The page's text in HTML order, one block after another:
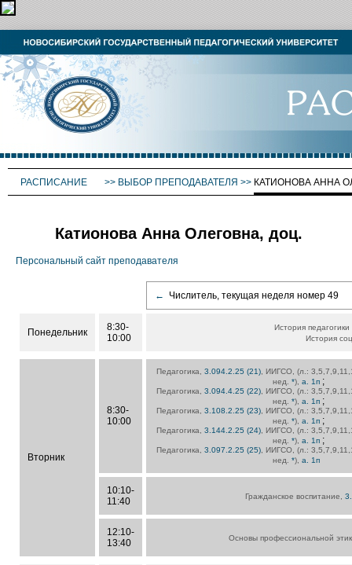
РАСПИСАНИЕ >> ВЫБОР ПРЕПОДАВАТЕЛЯ >> КАТИОНОВА АННА
Катионова Анна Олеговна, доц.
Персональный сайт преподавателя
← Числитель, текущая неделя номер 49
Понедельник
8:30-
10:00
История
История
Вторник
8:30-
10:00
Педагогика,3.094.2.25 (21) , ИИГСО, (л.:
нед. *), а. 1п ;
Педагогика,3.094.4.25 (22) , ИИГСО, (л.:
нед. *), а. 1п ;
Педагогика,3.108.2.25 (23) , ИИГСО, (л.:
нед. *), а. 1п ;
Педагогика,3.144.2.25 (24) , ИИГСО, (л.:
нед. *), а. 1п ;
Педагогика,3.097.2.25 (25) , ИИГСО, (л.:
нед. *), а. 1п
10:10-
11:40
Гражданское воспитание,
12:10-
13:40
Основы профессиональной